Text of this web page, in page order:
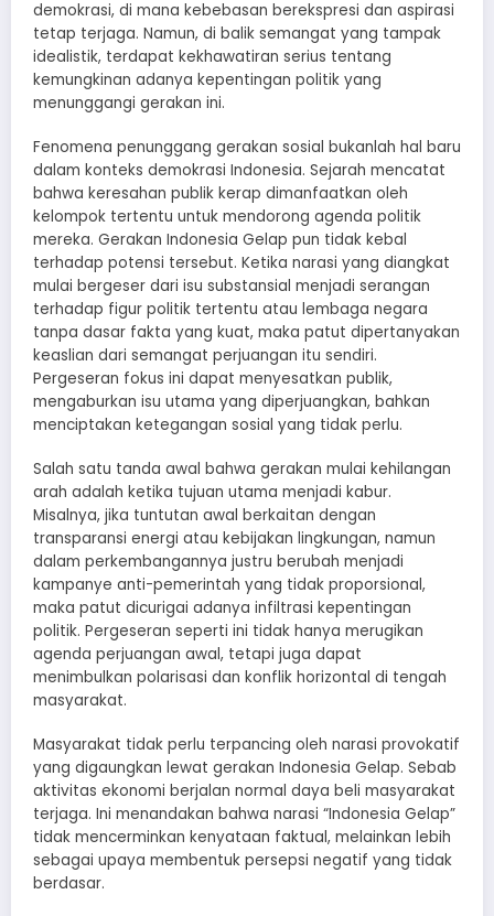
demokrasi, di mana kebebasan berekspresi dan aspirasi
tetap terjaga. Namun, di balik semangat yang tampak
idealistik, terdapat kekhawatiran serius tentang
kemungkinan adanya kepentingan politik yang
menunggangi gerakan ini.
Fenomena penunggang gerakan sosial bukanlah hal baru
dalam konteks demokrasi Indonesia. Sejarah mencatat
bahwa keresahan publik kerap dimanfaatkan oleh
kelompok tertentu untuk mendorong agenda politik
mereka. Gerakan Indonesia Gelap pun tidak kebal
terhadap potensi tersebut. Ketika narasi yang diangkat
mulai bergeser dari isu substansial menjadi serangan
terhadap figur politik tertentu atau lembaga negara
tanpa dasar fakta yang kuat, maka patut dipertanyakan
keaslian dari semangat perjuangan itu sendiri.
Pergeseran fokus ini dapat menyesatkan publik,
mengaburkan isu utama yang diperjuangkan, bahkan
menciptakan ketegangan sosial yang tidak perlu.
Salah satu tanda awal bahwa gerakan mulai kehilangan
arah adalah ketika tujuan utama menjadi kabur.
Misalnya, jika tuntutan awal berkaitan dengan
transparansi energi atau kebijakan lingkungan, namun
dalam perkembangannya justru berubah menjadi
kampanye anti-pemerintah yang tidak proporsional,
maka patut dicurigai adanya infiltrasi kepentingan
politik. Pergeseran seperti ini tidak hanya merugikan
agenda perjuangan awal, tetapi juga dapat
menimbulkan polarisasi dan konflik horizontal di tengah
masyarakat.
Masyarakat tidak perlu terpancing oleh narasi provokatif
yang digaungkan lewat gerakan Indonesia Gelap. Sebab
aktivitas ekonomi berjalan normal daya beli masyarakat
terjaga. Ini menandakan bahwa narasi “Indonesia Gelap”
tidak mencerminkan kenyataan faktual, melainkan lebih
sebagai upaya membentuk persepsi negatif yang tidak
berdasar.